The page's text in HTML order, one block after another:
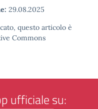
29.08.2025
questo articolo è
Commons
ufficiale su: